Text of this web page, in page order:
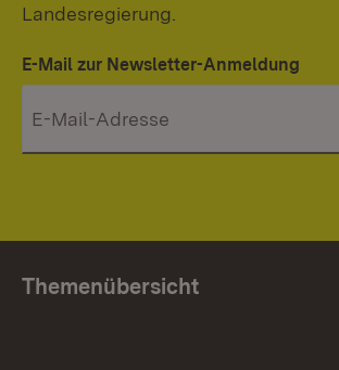
Landesregierung.
E-Mail zur Newsletter-Anmeldung
Themenübersicht